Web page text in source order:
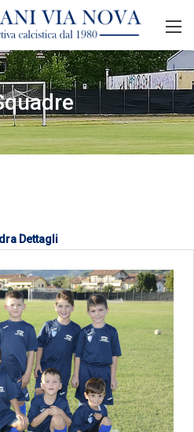
Dettagli
2013/2014 /2015
Gentili
De Giacomo
Coppola
Miceli
Boccia
Delfino